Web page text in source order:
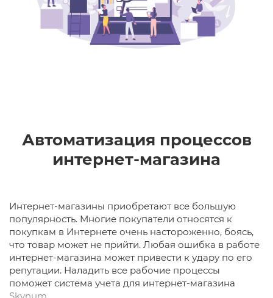
Автоматизация процессов
интернет-магазина
Интернет-магазины приобретают все большую
популярность. Многие покупатели относятся к
покупкам в Интернете очень настороженно, боясь,
что товар может не прийти. Любая ошибка в работе
интернет-магазина может привести к удару по его
репутации. Наладить все рабочие процессы
поможет система учета для интернет-магазина